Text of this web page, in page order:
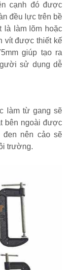
cạnh đó được
đều lực trên bề
là làm lõm hoặc
vít được thiết kế
giúp tạo ra
sử dụng dễ
làm từ gang sẽ
bên ngoài được
đen nên cảo sẽ
trường.